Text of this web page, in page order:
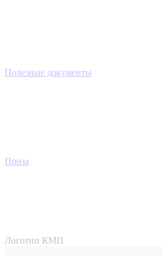
Полезные документы
Проза
Логотип КМП